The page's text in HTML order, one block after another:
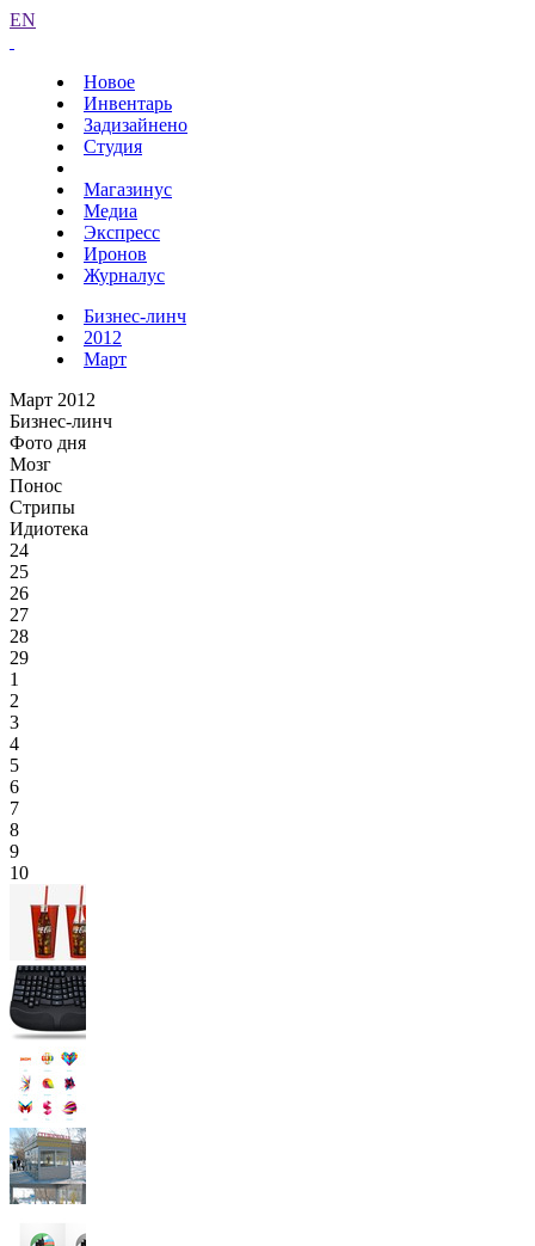
EN
Новое
Инвентарь
Задизайнено
Студия
Магазинус
Медиа
Экспресс
Иронов
Журналус
Бизнес-линч
2012
Март
Март 2012
Бизнес-линч
Фото дня
Мозг
Понос
Стрипы
Идиотека
24
25
26
27
28
29
1
2
3
4
5
6
7
8
9
10